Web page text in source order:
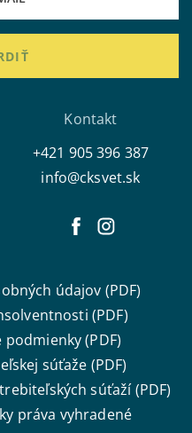
Kontakt
+421 905 396 387
info@cksvet.sk
údajov (PDF)
(PDF)
(PDF)
súťaže (PDF)
súťaží (PDF)
práva vyhradené